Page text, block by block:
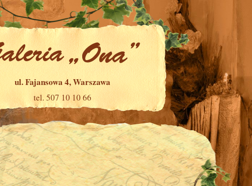
ul. Fajansowa 4, Warszawa
tel. 507 10 10 66